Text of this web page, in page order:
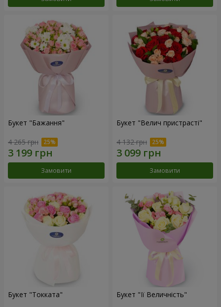
Букет "Бажання"
4 265 грн
Замовити
Букет "Велич пристрасті"
4 132 грн
Замовити
Букет "Токката" Букет "Її Величність"